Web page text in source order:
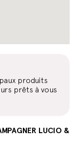
produits
prêts à vous
LUCIO &